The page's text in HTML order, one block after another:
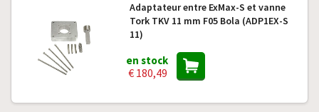
Adaptateur entre ExMax-S et vanne
Tork TKV 11 mm F05 Bola (ADP1EX-S
11)
en stock
€ 180,49